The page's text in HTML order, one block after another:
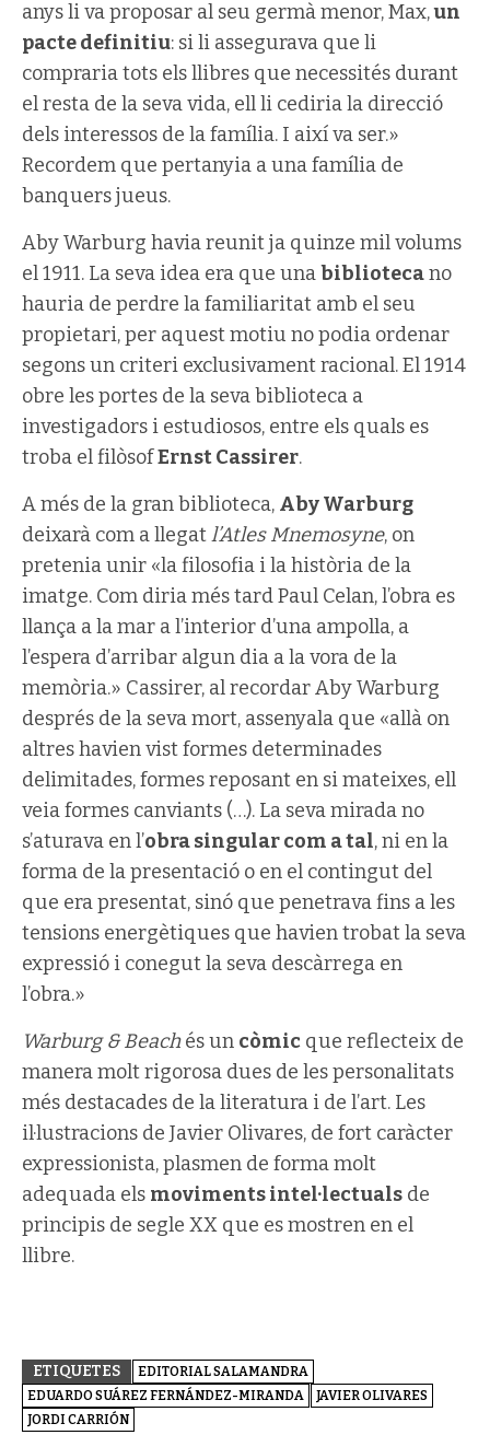
anys li va proposar al seu germà menor, Max,un
pacte definitiu: si li assegurava que li
compraria tots els llibres que necessités durant
el resta de la seva vida, ell li cediria la direcció
dels interessos de la família. I així va ser.»
Recordem que pertanyia a una família de
banquers jueus.
Aby Warburg havia reunit ja quinze mil volums
el 1911. La seva idea era que unabibliotecano
hauria de perdre la familiaritat amb el seu
propietari, per aquest motiu no podia ordenar
segons un criteri exclusivament racional. El 1914
obre les portes de la seva biblioteca a
investigadors i estudiosos, entre els quals es
troba el filòsofErnst Cassirer.
A més de la gran biblioteca, Aby Warburg
deixarà com a llegatl’Atles Mnemosyne, on
pretenia unir «la filosofia i la història de la
imatge. Com diria més tard Paul Celan, l’obra es
llança a la mar a l’interior d’una ampolla, a
l’espera d’arribar algun dia a la vora de la
memòria.» Cassirer, al recordar Aby Warburg
després de la seva mort, assenyala que «allà on
altres havien vist formes determinades
delimitades, formes reposant en si mateixes, ell
veia formes canviants (…). La seva mirada no
s’aturava en l’obra singular com a tal, ni en la
forma de la presentació o en el contingut del
que era presentat, sinó que penetrava fins a les
tensions energètiques que havien trobat la seva
expressió i conegut la seva descàrrega en
l’obra.»
Warburg & Beachés un còmic que reflecteix de
manera molt rigorosa dues de les personalitats
més destacades de la literatura i de l’art. Les
il·lustracions de Javier Olivares, de fort caràcter
expressionista, plasmen de forma molt
adequada els moviments intel·lectuals de
principis de segle XX que es mostren en el
llibre.
ETIQUETES
EDITORIAL SALAMANDRA
EDUARDO SUÁREZ FERNÁNDEZ-MIRANDA
JAVIER OLIVARES
JORDI CARRIÓN